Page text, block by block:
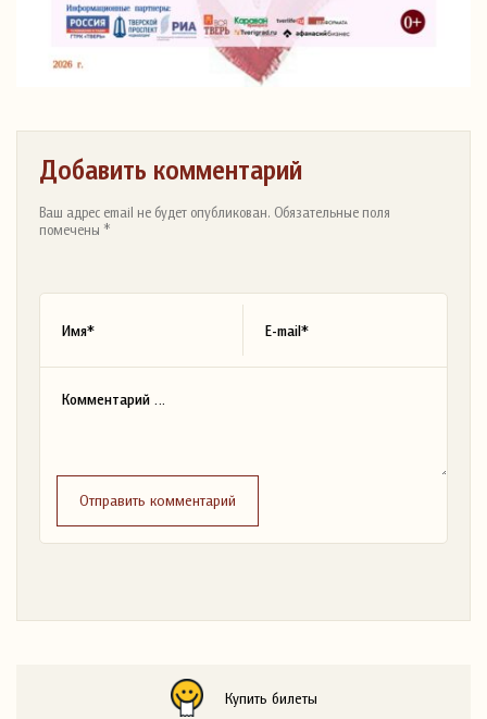
Добавить комментарий
Ваш адрес email не будет опубликован. Обязательные поля
помечены *
Отправить комментарий
Купить билеты